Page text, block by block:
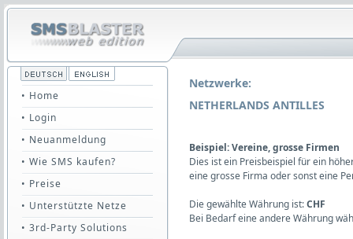
• Home
• Login
• Neuanmeldung
• Wie SMS kaufen?
• Preise
• Unterstützte Netze
• 3rd-Party Solutions
Netzwerke:
NETHERLANDS ANTILLES
Beispiel: Vereine, grosse Firmen
Dies ist ein Preisbeispiel für ein
eine grosse Firma oder sonst eine
Die gewählte Währung ist:CHF
Bei Bedarf eine andere Währung